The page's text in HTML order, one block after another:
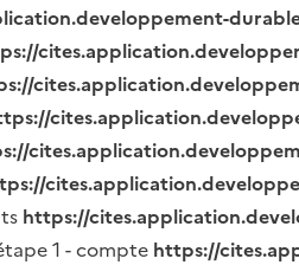
https://
1 - compte https://